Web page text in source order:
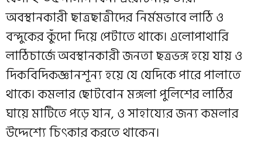
অবস্থানকারী ছাত্রছাত্রীদের নির্মমভাবে লাঠি ও
বন্দুকের কুঁদো দিয়ে পেটাতে থাকে। এলোপাথারি
লাঠিচার্জে অবস্থানকারী জনতা ছত্রভঙ্গ হয়ে যায় ও
দিকবিদিকজ্ঞানশূন্য হয়ে যে যেদিকে পারে পালাতে
থাকে। কমলার ছোটবোন মঙ্গলা পুলিশের লাঠির
ঘায়ে মাটিতে পড়ে যান, ও সাহায্যের জন্য কমলার
উদ্দেশ্যে চিৎকার করতে থাকেন।